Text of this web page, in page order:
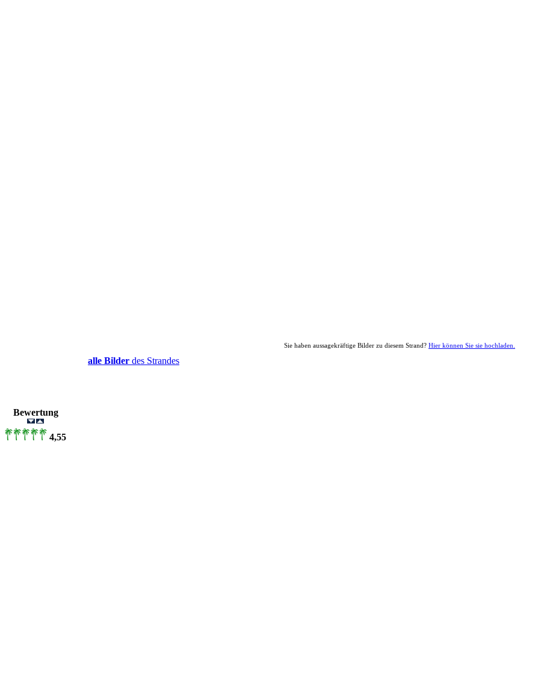
Sie haben aussagekräftige Bilder zu diesem Strand? Hier können Sie sie hochladen.
alle Bilder des Strandes
Bewertung
4,55